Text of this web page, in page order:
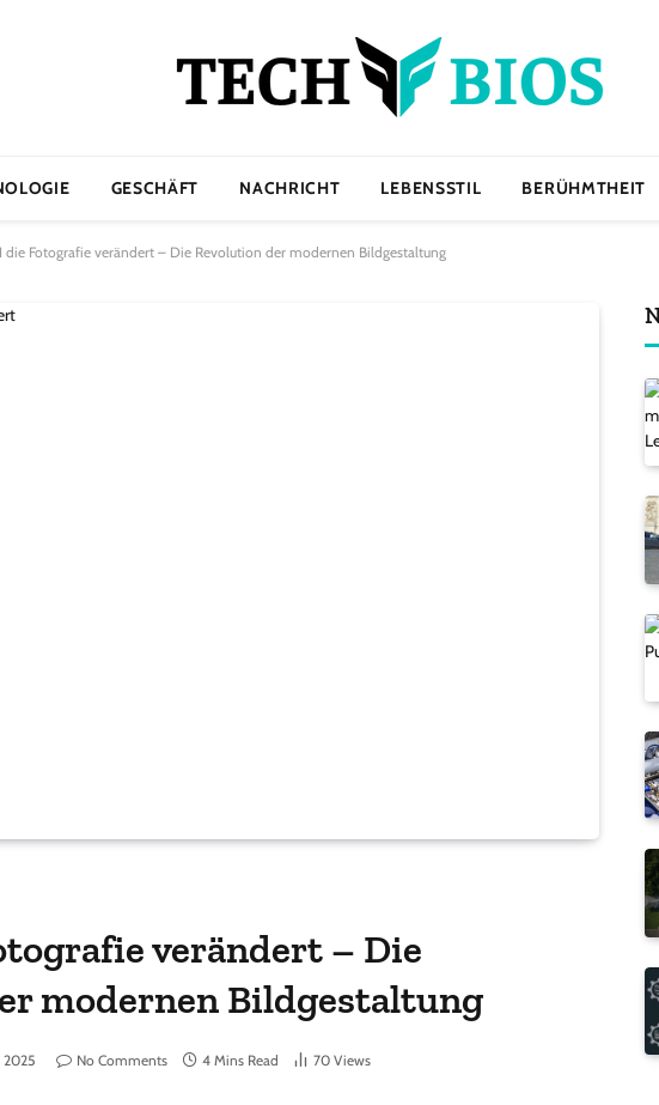
GESCHÄFT NACHRICHT LEBENSSTIL BERÜHMTHEIT
die Fotografie verändert – Die Revolution der modernen Bildgestaltung
verändert – Die
modernen Bildgestaltung
2025 No Comments 4 Mins Read 70 Views